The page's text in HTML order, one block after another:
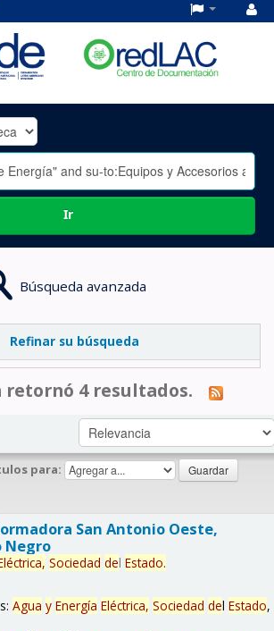
Ir
Búsqueda avanzada
Refinar su búsqueda
retornó 4 resultados.
para:
San Antonio Oeste,
Negro
Sociedad del Estado.
Agua y Energía Eléctrica, Sociedad del Estado,